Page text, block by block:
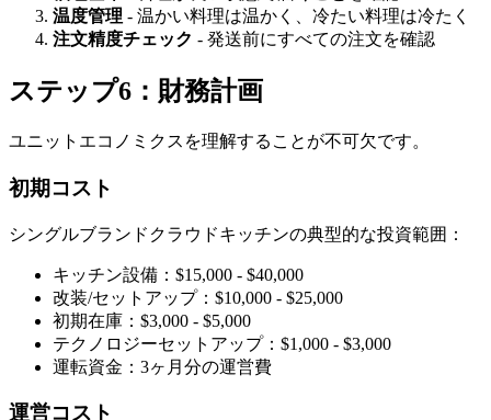
温度管理 - 温かい料理は温かく、冷たい料理は冷たく
注文精度チェック - 発送前にすべての注文を確認
ステップ6：財務計画
ユニットエコノミクスを理解することが不可欠です。
初期コスト
シングルブランドクラウドキッチンの典型的な投資範囲：
キッチン設備：$15,000 - $40,000
改装/セットアップ：$10,000 - $25,000
初期在庫：$3,000 - $5,000
テクノロジーセットアップ：$1,000 - $3,000
運転資金：3ヶ月分の運営費
運営コスト